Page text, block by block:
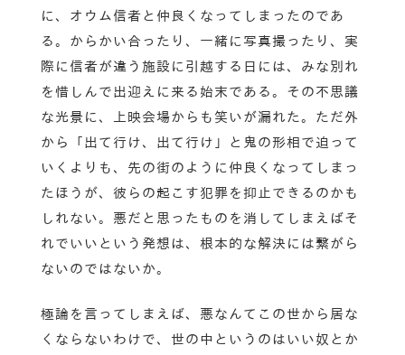
に、オウム信者と仲良くなってしまったのであ
る。からかい合ったり、一緒に写真撮ったり、実
際に信者が違う施設に引越する日には、みな別れ
を惜しんで出迎えに来る始末である。その不思議
な光景に、上映会場からも笑いが漏れた。ただ外
から「出て行け、出て行け」と鬼の形相で迫って
いくよりも、先の街のように仲良くなってしまっ
たほうが、彼らの起こす犯罪を抑止できるのかも
しれない。悪だと思ったものを消してしまえばそ
れでいいという発想は、根本的な解決には繋がら
ないのではないか。
極論を言ってしまえば、悪なんてこの世から居な
くならないわけで、世の中というのはいい奴とか